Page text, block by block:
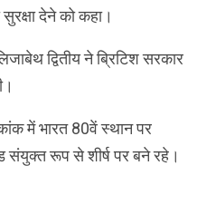
सुरक्षा देने को कहा।
द्वितीय ने ब्रिटिश सरकार
में भारत 80वें स्थान पर
रूप से शीर्ष पर बने रहे।